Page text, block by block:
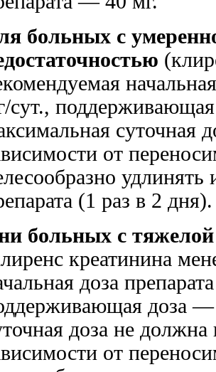
больных с
сут.,
суточная
от
(1 раз в 2 дня).
больных с тяжелой
креатинина
доза
доза —
доза не
от